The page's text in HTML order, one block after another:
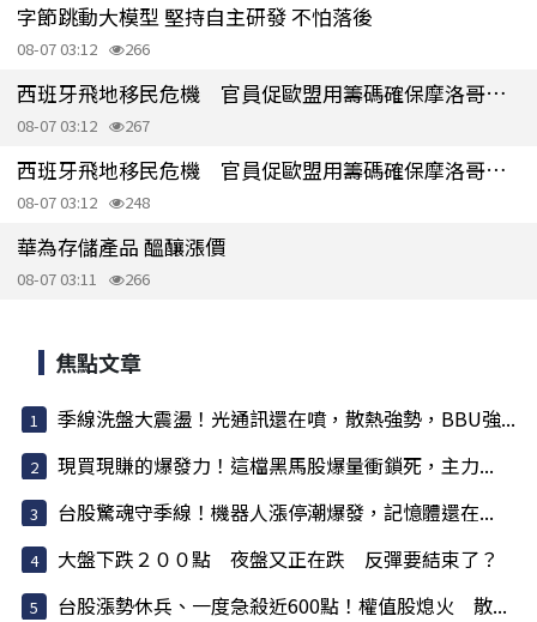
字節跳動大模型 堅持自主研發 不怕落後
08-07 03:12 266
西班牙飛地移民危機 官員促歐盟用籌碼確保摩洛哥配合
08-07 03:12 267
西班牙飛地移民危機 官員促歐盟用籌碼確保摩洛哥配合
08-07 03:12 248
華為存儲產品 醞釀漲價
08-07 03:11 266
焦點文章
季線洗盤大震盪！光通訊還在噴，散熱強勢，BBU強...
現買現賺的爆發力！這檔黑馬股爆量衝鎖死，主力...
台股驚魂守季線！機器人漲停潮爆發，記憶體還在...
大盤下跌２００點 夜盤又正在跌 反彈要結束了？
台股漲勢休兵、一度急殺近600點！權值股熄火 散...